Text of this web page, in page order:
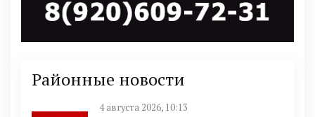
Районные новости
4 августа 2026, 10:13